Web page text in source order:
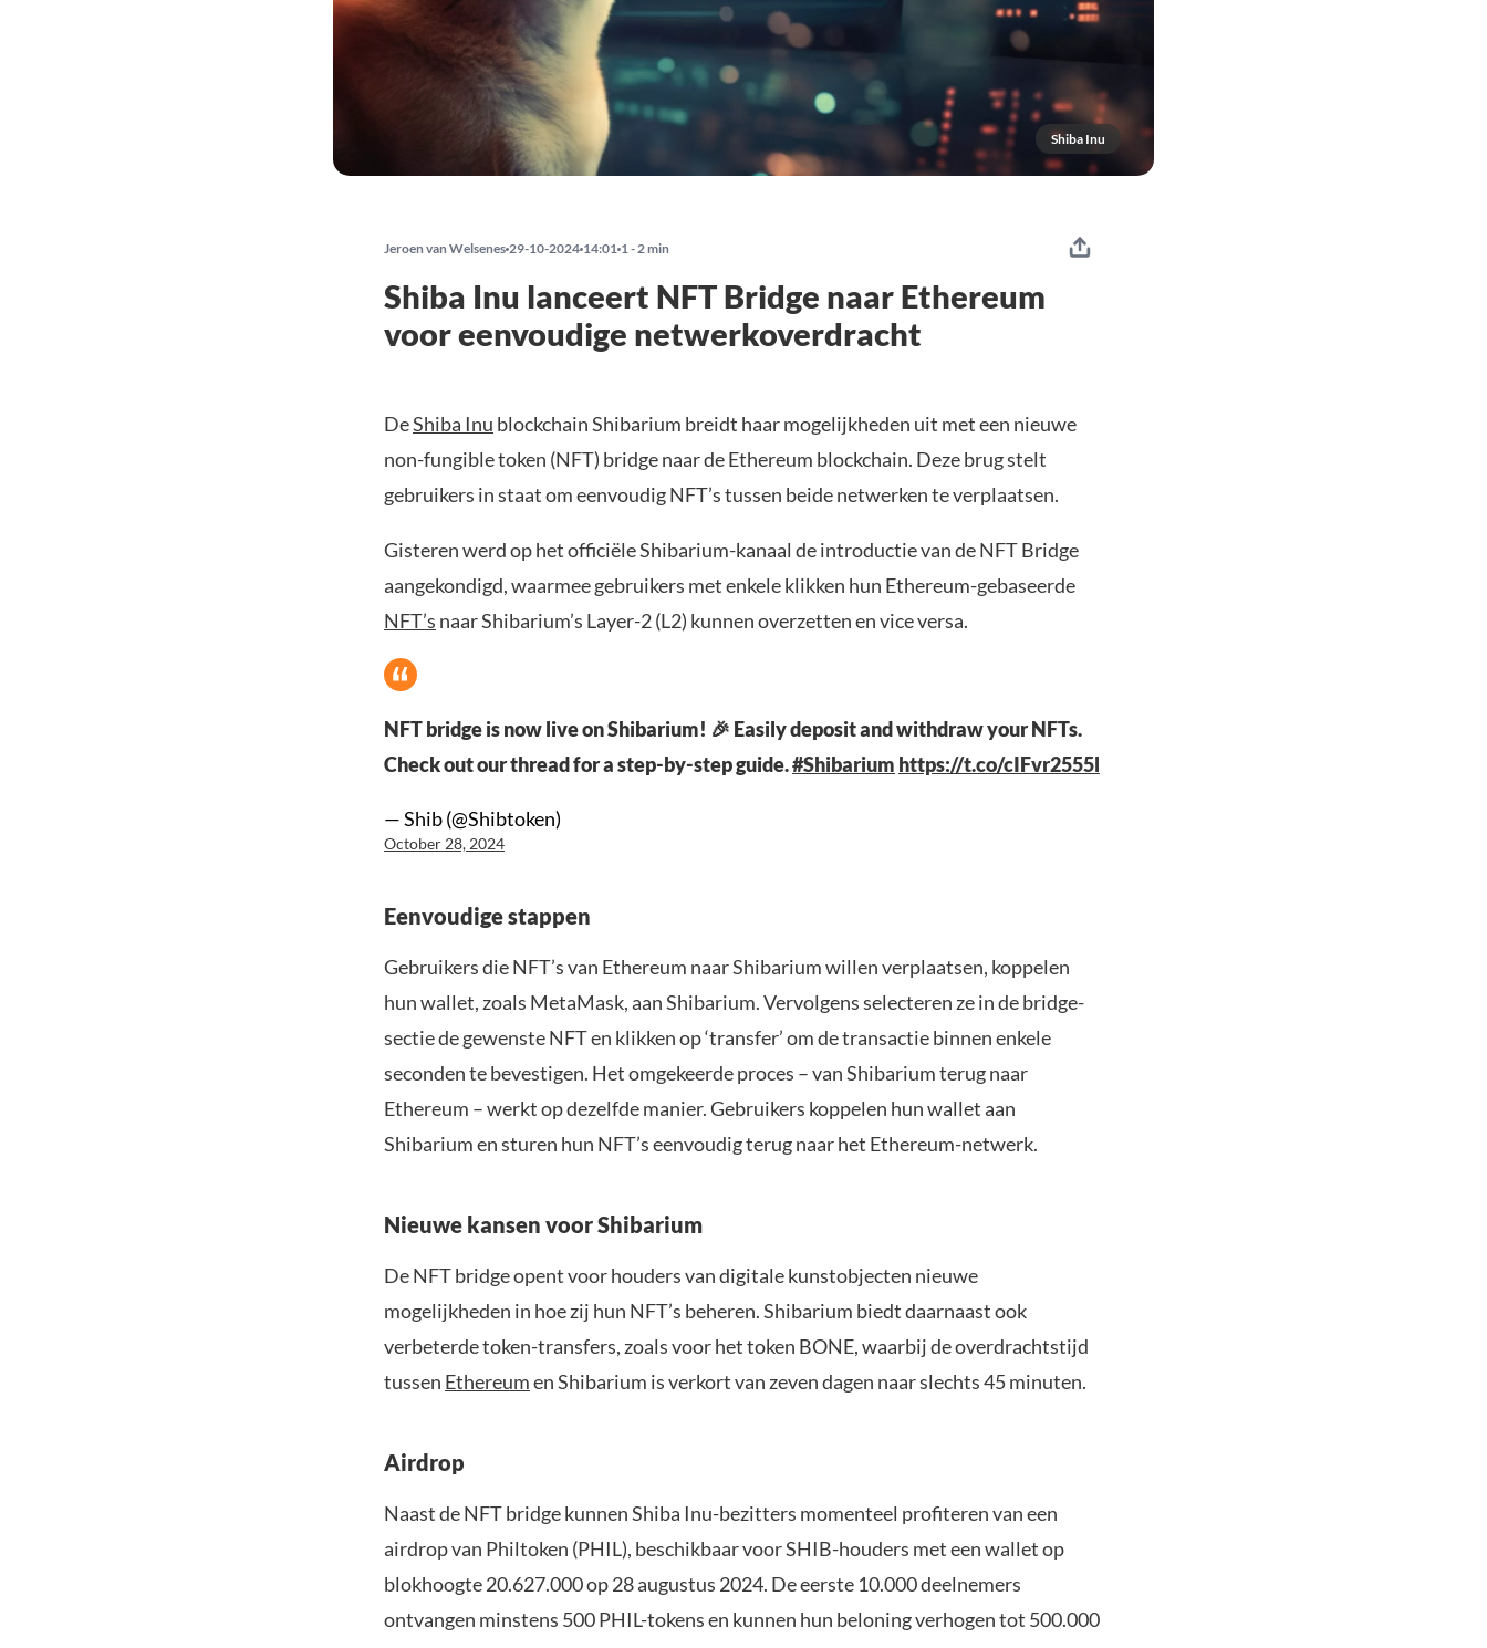
Shiba Inu
Jeroen van Welsenes 29-10-2024 14:01 1 - 2 min
Shiba Inu lanceert NFT Bridge naar Ethereum
voor eenvoudige netwerkoverdracht
DeShiba Inu blockchain Shibarium breidt haar mogelijkheden uit met een nieuwe
non-fungible token (NFT) bridge naar de Ethereum blockchain. Deze brug stelt
gebruikers in staat om eenvoudig NFT’s tussen beide netwerken te verplaatsen.
Gisteren werd op het officiële Shibarium-kanaal de introductie van de NFT Bridge
aangekondigd, waarmee gebruikers met enkele klikken hun Ethereum-gebaseerde
NFT’s naar Shibarium’s Layer-2 (L2) kunnen overzetten en vice versa.
NFT bridge is now live on Shibarium! 🎉 Easily deposit and withdraw your NFTs.
Check out our thread for a step-by-step guide.#Shibarium https://t.co/cIFvr2555l
— Shib (@Shibtoken)
October 28, 2024
Eenvoudige stappen
Gebruikers die NFT’s van Ethereum naar Shibarium willen verplaatsen, koppelen
hun wallet, zoals MetaMask, aan Shibarium. Vervolgens selecteren ze in de bridge-
sectie de gewenste NFT en klikken op ‘transfer’ om de transactie binnen enkele
seconden te bevestigen. Het omgekeerde proces – van Shibarium terug naar
Ethereum – werkt op dezelfde manier. Gebruikers koppelen hun wallet aan
Shibarium en sturen hun NFT’s eenvoudig terug naar het Ethereum-netwerk.
Nieuwe kansen voor Shibarium
De NFT bridge opent voor houders van digitale kunstobjecten nieuwe
mogelijkheden in hoe zij hun NFT’s beheren. Shibarium biedt daarnaast ook
verbeterde token-transfers, zoals voor het token BONE, waarbij de overdrachtstijd
tussen Ethereumen Shibarium is verkort van zeven dagen naar slechts 45 minuten.
Airdrop
Naast de NFT bridge kunnen Shiba Inu-bezitters momenteel profiteren van een
airdrop van Philtoken (PHIL), beschikbaar voor SHIB-houders met een wallet op
blokhoogte 20.627.000 op 28 augustus 2024. De eerste 10.000 deelnemers
ontvangen minstens 500 PHIL-tokens en kunnen hun beloning verhogen tot 500.000